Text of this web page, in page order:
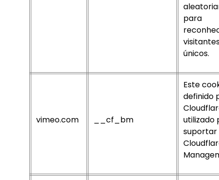
para
únicos.
vimeo.com __cf_bm
Este
definido
utilizado
suportar